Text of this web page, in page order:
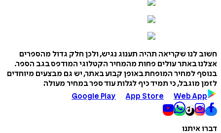
לנו שקריאה תהיה תענוג נגיש, ולכן חלק גדול מהספרים
באתר עולים פחות מהמחיר הקטלוגי המודפס בגב הספר.
למחיר המופחת באופן קבוע באתר, יש גם מבצעים מיוחדים
מוגבל, כי תמיד כיף לגלות עוד ספר במחיר מעולה
Google Play
App Store Web App
איתנו